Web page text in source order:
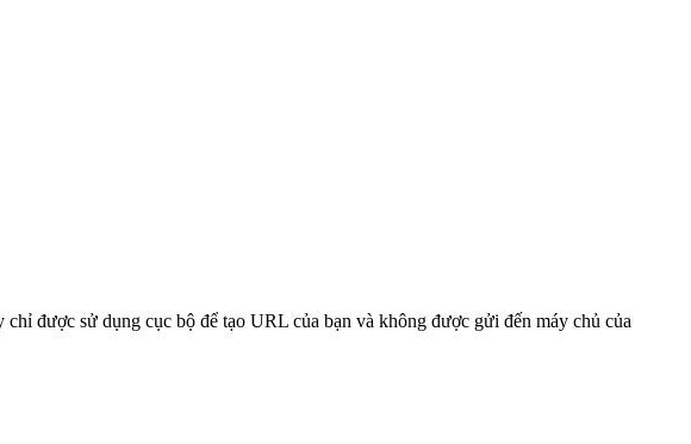
được sử dụng cục bộ để tạo URL của bạn và không được gửi đến máy chủ của